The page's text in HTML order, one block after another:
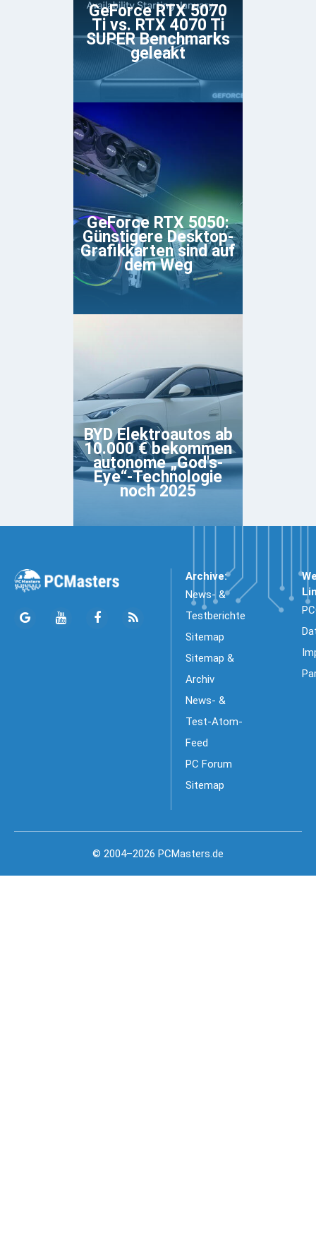
GeForce RTX 5070
Ti vs. RTX 4070 Ti
SUPER Benchmarks
geleakt
GeForce RTX 5050:
Günstigere Desktop-
Grafikkarten sind auf
dem Weg
BYD Elektroautos ab
10.000 € bekommen
autonome „God's-
Eye“-Technologie
noch 2025
Archive:
News- &
Testberichte
Sitemap
Sitemap &
Archiv
News- &
Test-Atom-
Feed
PC Forum
Sitemap
© 2004–2026 PCMasters.de